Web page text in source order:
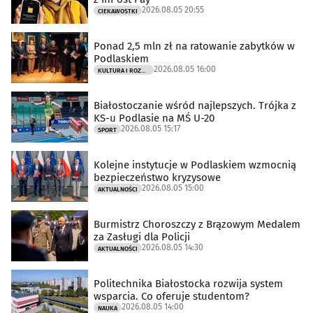
CIEKAWOSTKI 2026.08.05 20:55
Ponad 2,5 mln zł na ratowanie zabytków w
Podlaskiem
KULTURA I ROZRYWKA 2026.08.05 16:00
Białostoczanie wśród najlepszych. Trójka z
KS-u Podlasie na MŚ U-20
SPORT 2026.08.05 15:17
Kolejne instytucje w Podlaskiem wzmocnią
bezpieczeństwo kryzysowe
AKTUALNOŚCI 2026.08.05 15:00
Burmistrz Choroszczy z Brązowym Medalem
za Zasługi dla Policji
AKTUALNOŚCI 2026.08.05 14:30
Politechnika Białostocka rozwija system
wsparcia. Co oferuje studentom?
NAUKA 2026.08.05 14:00